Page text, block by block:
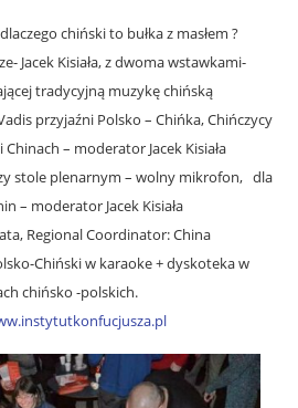
chiński to bułka z masłem ?
Jacek Kisiała, z dwoma wstawkami-
tradycyjną muzykę chińską
przyjaźni Polsko – Chińka, Chińczycy
– moderator Jacek Kisiała
stole plenarnym – wolny mikrofon, dla
– moderator Jacek Kisiała
Regional Coordinator: China
Chiński w karaoke + dyskoteka w
chińsko -polskich.